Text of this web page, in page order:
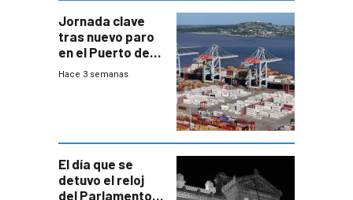
Jornada clave
tras nuevo paro
en el Puerto de
Montevideo
Hace 3 semanas
El día que se
detuvo el reloj
del Parlamento